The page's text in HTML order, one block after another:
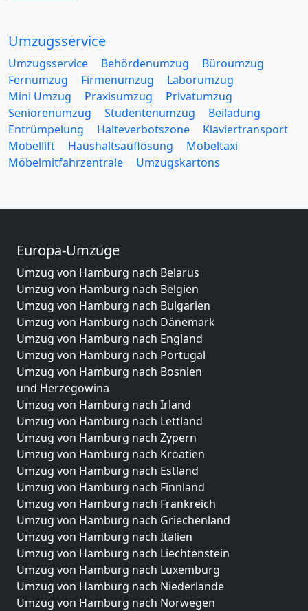
Umzugsservice
Umzugsservice Behördenumzug
Büroumzug
Fernumzug
Firmenumzug
Laborumzug
Mini Umzug
Praxisumzug
Privatumzug
Seniorenumzug
Studentenumzug
Beiladung
Entrümpelung
Halteverbotszone
Klaviertransport
Möbellift
Haushaltsauflösung
Möbeltaxi
Möbelmitfahrzentrale
Umzugskartons
Europa-Umzüge
Umzug von Hamburg nach Belarus
Umzug von Hamburg nach Belgien
Umzug von Hamburg nach Bulgarien
Umzug von Hamburg nach Dänemark
Umzug von Hamburg nach England
Umzug von Hamburg nach Portugal
Umzug von Hamburg nach Bosnien
und Herzegowina
Umzug von Hamburg nach Irland
Umzug von Hamburg nach Lettland
Umzug von Hamburg nach Zypern
Umzug von Hamburg nach Kroatien
Umzug von Hamburg nach Estland
Umzug von Hamburg nach Finnland
Umzug von Hamburg nach Frankreich
Umzug von Hamburg nach Griechenland
Umzug von Hamburg nach Italien
Umzug von Hamburg nach Liechtenstein
Umzug von Hamburg nach Luxemburg
Umzug von Hamburg nach Niederlande
Umzug von Hamburg nach Norwegen